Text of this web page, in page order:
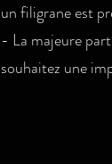
un filigrane est
- La majeure
souhaitez une